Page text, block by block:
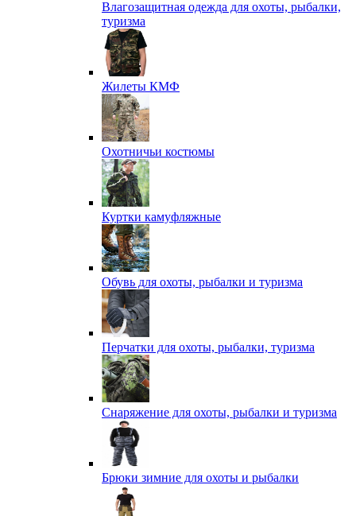
Влагозащитная одежда для охоты, рыбалки,
туризма
Жилеты КМФ
Охотничьи костюмы
Куртки камуфляжные
Обувь для охоты, рыбалки и туризма
Перчатки для охоты, рыбалки, туризма
Снаряжение для охоты, рыбалки и туризма
Брюки зимние для охоты и рыбалки